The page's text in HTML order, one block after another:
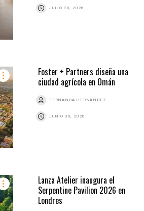
JULIO 20, 2026
Foster + Partners diseña una
ciudad agrícola en Omán
FERNANDA HERNÁNDEZ
JUNIO 30, 2026
Lanza Atelier inaugura el
Serpentine Pavilion 2026 en
Londres